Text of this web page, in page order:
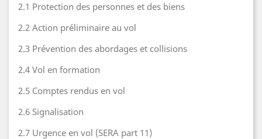
2.1 Protection des personnes et des biens
2.2 Action préliminaire au vol
2.3 Prévention des abordages et collisions
2.4 Vol en formation
2.5 Comptes rendus en vol
2.6 Signalisation
2.7 Urgence en vol (SERA part 11)